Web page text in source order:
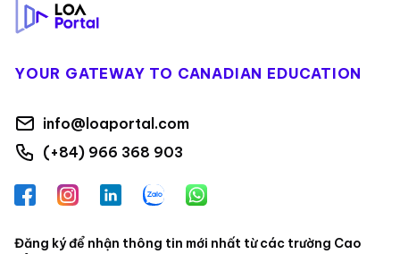
YOUR GATEWAY TO CANADIAN EDUCATION
info@loaportal.com
(+84) 966 368 903
FacebookInstagramLinkedInZalo WhatsApp
Đăng ký để nhận thông tin mới nhất từ các trường Cao